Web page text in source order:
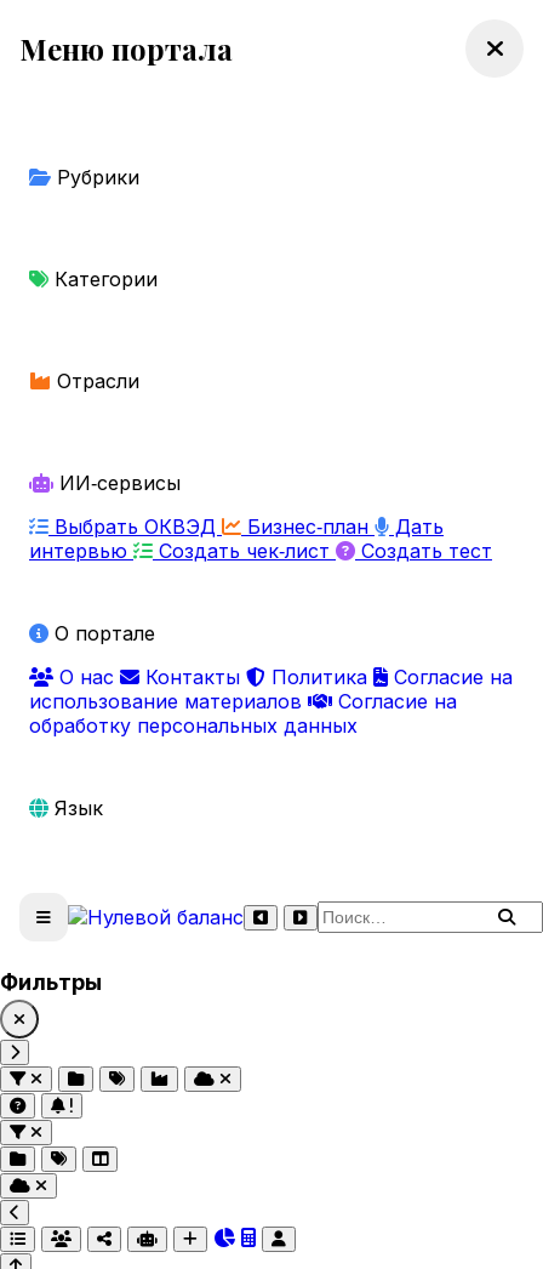
Меню портала
Рубрики
Категории
Отрасли
ИИ‑сервисы
Выбрать ОКВЭД
Бизнес‑план
Дать
интервью
Создать чек‑лист Создать тест
О портале
О нас
Контакты Политика
Согласие на
использование материалов
Согласие на
обработку персональных данных
Язык
Поиск по сайту
Фильтры